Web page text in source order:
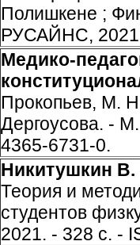
Полишкене ;
РУСАЙНС, 2021.
Медико-
Прокопьев, М.
Дергоусова. -
4365-6731-0.
Никитушкин В.
Теория и
студентов
2021. - 328 с. -